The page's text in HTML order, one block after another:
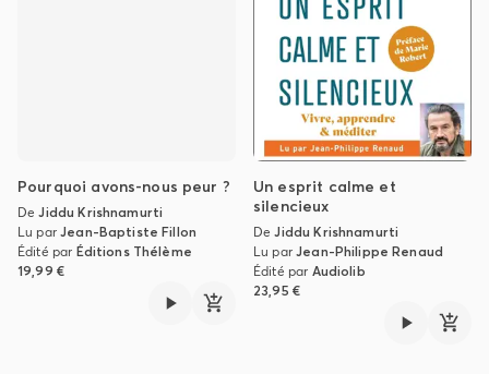
Pourquoi avons-nous peur ?
DeJiddu Krishnamurti
Lu parJean-Baptiste Fillon
Édité par Éditions Thélème
19,99 €
Un esprit calme et
silencieux
DeJiddu Krishnamurti
Lu parJean-Philippe Renaud
Édité par Audiolib
23,95 €